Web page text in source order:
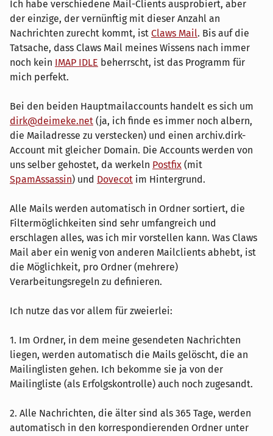
Ich habe verschiedene Mail-Clients ausprobiert, aber
der einzige, der vernünftig mit dieser Anzahl an
Nachrichten zurecht kommt, ist Claws Mail. Bis auf die
Tatsache, dass Claws Mail meines Wissens nach immer
noch kein IMAP IDLE beherrscht, ist das Programm für
mich perfekt.
Bei den beiden Hauptmailaccounts handelt es sich um
dirk@deimeke.net (ja, ich finde es immer noch albern,
die Mailadresse zu verstecken) und einen archiv.dirk-
Account mit gleicher Domain. Die Accounts werden von
uns selber gehostet, da werkeln Postfix (mit
SpamAssassin) und Dovecot im Hintergrund.
Alle Mails werden automatisch in Ordner sortiert, die
Filtermöglichkeiten sind sehr umfangreich und
erschlagen alles, was ich mir vorstellen kann. Was Claws
Mail aber ein wenig von anderen Mailclients abhebt, ist
die Möglichkeit, pro Ordner (mehrere)
Verarbeitungsregeln zu definieren.
Ich nutze das vor allem für zweierlei:
1. Im Ordner, in dem meine gesendeten Nachrichten
liegen, werden automatisch die Mails gelöscht, die an
Mailinglisten gehen. Ich bekomme sie ja von der
Mailingliste (als Erfolgskontrolle) auch noch zugesandt.
2. Alle Nachrichten, die älter sind als 365 Tage, werden
automatisch in den korrespondierenden Ordner unter